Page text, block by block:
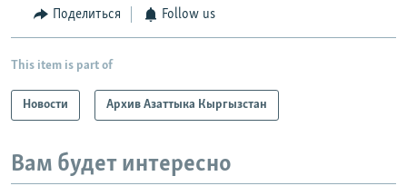
Поделиться Follow us
This item is part of
Новости Архив Азаттыка Кыргызстан
Вам будет интересно